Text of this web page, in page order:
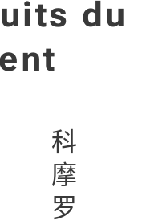
du
科
摩
罗